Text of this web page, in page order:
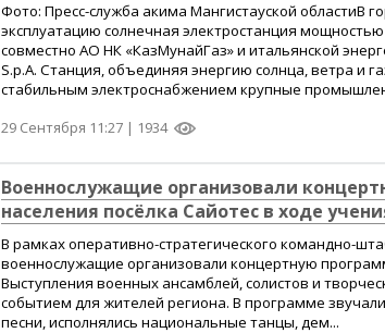
Фото: Пресс-служба акима Мангистауской областиВ
эксплуатацию солнечная электростанция
совместно АО НК «КазМунайГаз» и итальянской
S.p.A. Станция, объединяя энергию солнца, ветра и
стабильным электроснабжением крупные
29 Сентября 11:27 | 1934
Военнослужащие организовали
населения посёлка Сайотес в ходе
В рамках оперативно-стратегического командно-
военнослужащие организовали концертную
Выступления военных ансамблей, солистов и
событием для жителей региона. В программе
песни, исполнялись национальные танцы, дем...